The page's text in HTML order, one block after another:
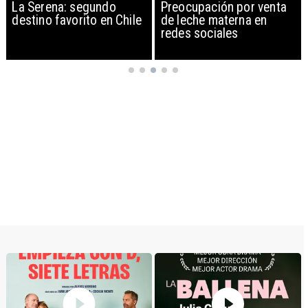
en Chile
Preocupación por venta
de leche materna en
Libros gratis y
audiolibro en
actriz Camila
100 Palabras